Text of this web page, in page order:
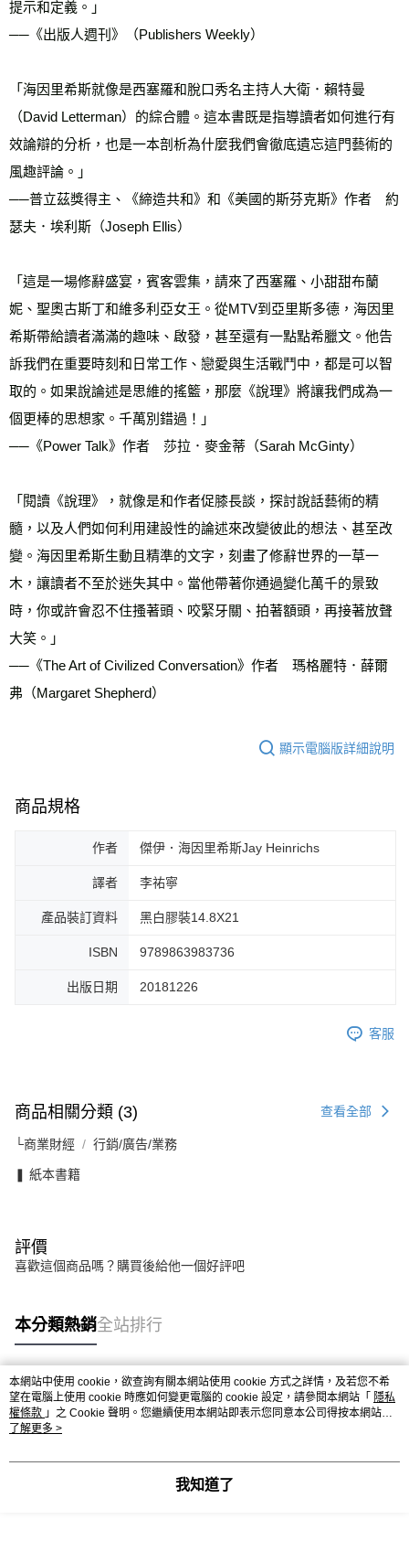
提示和定義。」
──《出版人週刊》（Publishers Weekly）
「海因里希斯就像是西塞羅和脫口秀名主持人大衛．賴特曼
（David Letterman）的綜合體。這本書既是指導讀者如何進行有
效論辯的分析，也是一本剖析為什麼我們會徹底遺忘這門藝術的
風趣評論。」
──普立茲獎得主、《締造共和》和《美國的斯芬克斯》作者　約
瑟夫．埃利斯（Joseph Ellis）
「這是一場修辭盛宴，賓客雲集，請來了西塞羅、小甜甜布蘭
妮、聖奧古斯丁和維多利亞女王。從MTV到亞里斯多德，海因里
希斯帶給讀者滿滿的趣味、啟發，甚至還有一點點希臘文。他告
訴我們在重要時刻和日常工作、戀愛與生活戰鬥中，都是可以智
取的。如果說論述是思維的搖籃，那麼《說理》將讓我們成為一
個更棒的思想家。千萬別錯過！」
──《Power Talk》作者　莎拉．麥金蒂（Sarah McGinty）
「閱讀《說理》，就像是和作者促膝長談，探討說話藝術的精
髓，以及人們如何利用建設性的論述來改變彼此的想法、甚至改
變。海因里希斯生動且精準的文字，刻畫了修辭世界的一草一
木，讓讀者不至於迷失其中。當他帶著你通過變化萬千的景致
時，你或許會忍不住搔著頭、咬緊牙關、拍著額頭，再接著放聲
大笑。」
──《The Art of Civilized Conversation》作者　瑪格麗特．薛爾
弗（Margaret Shepherd）
顯示電腦版詳細說明
商品規格
作者 傑伊．海因里希斯Jay Heinrichs
譯者 李祐寧
產品裝訂資料 黑白膠裝14.8X21
ISBN 9789863983736
出版日期 20181226
客服
商品相關分類 (3) 查看全部
└商業財經 行銷/廣告/業務
❚ 紙本書籍
評價
喜歡這個商品嗎？購買後給他一個好評吧
本分類熱銷全站排行
熱門標籤
本網站中使用 cookie，欲查詢有關本網站使用 cookie 方式之詳情，及若您不希
望在電腦上使用 cookie 時應如何變更電腦的 cookie 設定，請參閱本網站「 隱私
權條款 」之 Cookie 聲明。您繼續使用本網站即表示您同意本公司得按本網站使
用條款之 Cookie 聲明使用 cookie。
了解更多 >
我知道了